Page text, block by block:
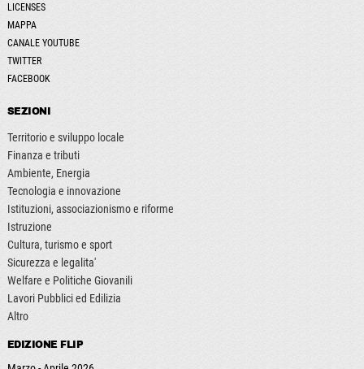
LICENSES
MAPPA
CANALE YOUTUBE
TWITTER
FACEBOOK
SEZIONI
Territorio e sviluppo locale
Finanza e tributi
Ambiente, Energia
Tecnologia e innovazione
Istituzioni, associazionismo e riforme
Istruzione
Cultura, turismo e sport
Sicurezza e legalita'
Welfare e Politiche Giovanili
Lavori Pubblici ed Edilizia
Altro
EDIZIONE FLIP